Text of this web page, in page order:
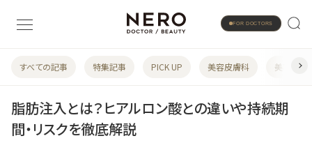
FOR DOCTORS
すべての記事 特集記事 PICK UP 美容皮膚科 美容婦人
脂肪注入とは？ヒアルロン酸との違いや持続期
間・リスクを徹底解説